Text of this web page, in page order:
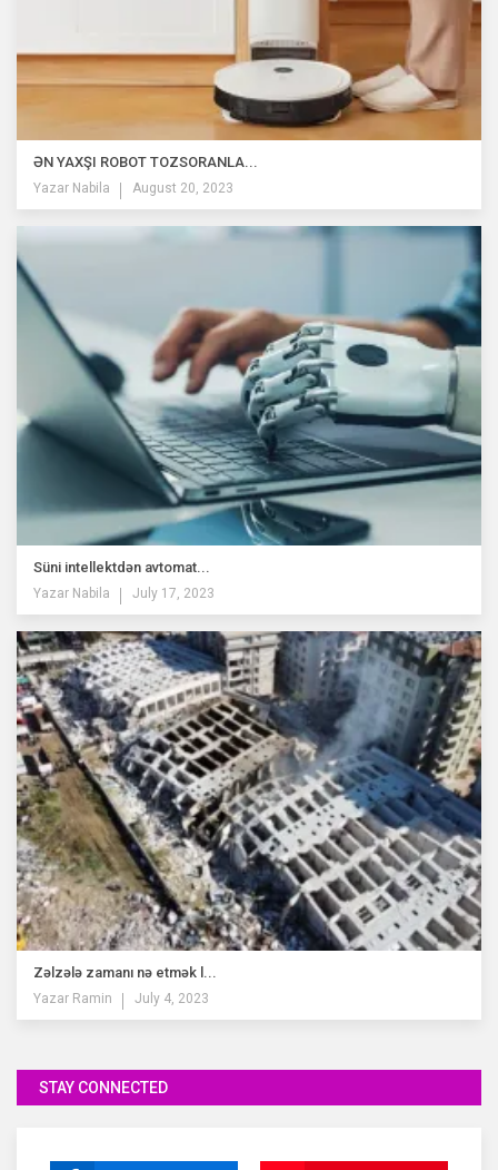
ƏN YAXŞI ROBOT TOZSORANLA...
Yazar Nabila August 20, 2023
Süni intellektdən avtomat...
Yazar Nabila July 17, 2023
Zəlzələ zamanı nə etmək l...
Yazar Ramin July 4, 2023
STAY CONNECTED